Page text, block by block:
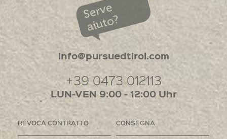
Serve
aiuto?
info@pursuedtirol.com
+39 0473 012113
LUN-VEN 9:00 - 12:00 Uhr
REVOCA CONTRATTO CONSEGNA